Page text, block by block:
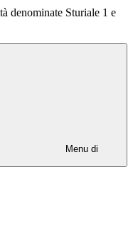
denominate Sturiale 1 e
Menu di